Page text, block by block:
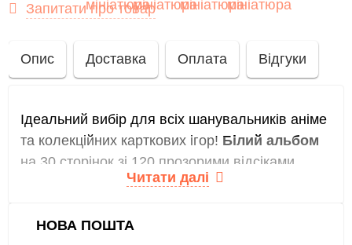
Запитати про товар
Опис Доставка Оплата Відгуки
Ідеальний вибір для всіх шанувальників аніме
та колекційних карткових ігор! Білий альбом
на 30 сторінок зі 120 прозорими відсіками
створений спеціально для дбайливого
карти будуть захищені від пилу, вологи та
Читати далі
НОВА ПОШТА